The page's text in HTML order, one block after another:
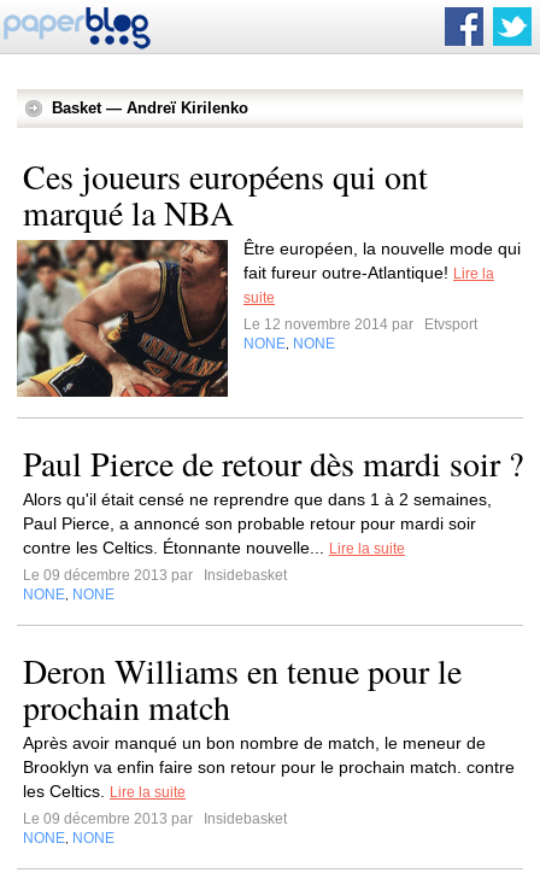
Basket — Andreï Kirilenko
Ces joueurs européens qui ont
marqué la NBA
Être européen, la nouvelle mode qui
fait fureur outre-Atlantique! Lire la
suite
Le 12 novembre 2014 par
Etvsport
NONE NONE
Paul Pierce de retour dès mardi soir ?
Alors qu'il était censé ne reprendre que dans 1 à 2 semaines,
Paul Pierce, a annoncé son probable retour pour mardi soir
contre les Celtics. Étonnante nouvelle...
Lire la suite
Le 09 décembre 2013 par
Insidebasket
NONE NONE
Deron Williams en tenue pour le
prochain match
Après avoir manqué un bon nombre de match, le meneur de
Brooklyn va enfin faire son retour pour le prochain match. contre
les Celtics.
Lire la suite
Le 09 décembre 2013 par
Insidebasket
NONE NONE